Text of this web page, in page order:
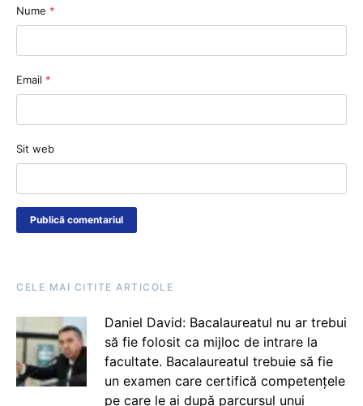
Nume *
Email *
Sit web
CELE MAI CITITE ARTICOLE
Daniel David: Bacalaureatul nu ar trebui
să fie folosit ca mijloc de intrare la
facultate. Bacalaureatul trebuie să fie
un examen care certifică competențele
pe care le ai după parcursul unui